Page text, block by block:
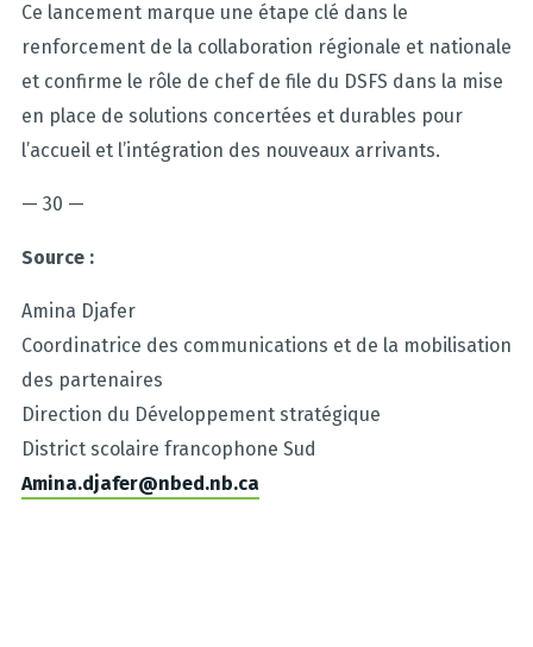
Ce lancement marque une étape clé dans le
renforcement de la collaboration régionale et nationale
et confirme le rôle de chef de file du DSFS dans la mise
en place de solutions concertées et durables pour
l’accueil et l’intégration des nouveaux arrivants.
— 30 —
Source :
Amina Djafer
Coordinatrice des communications et de la mobilisation
des partenaires
Direction du Développement stratégique
District scolaire francophone Sud
Amina.djafer@nbed.nb.ca